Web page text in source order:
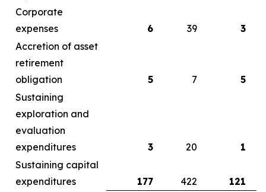
Corporate
expenses
6 39
3
Accretion of asset
retirement
obligation
5 7
5
Sustaining
exploration and
evaluation
expenditures
3 20
1
Sustaining capital
expenditures
177 422
121